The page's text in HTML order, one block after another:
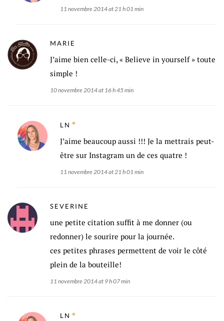
11 novembre 2014 at 21 h 01 min
MARIE
J’aime bien celle-ci, « Believe in yourself » toute
simple !
10 novembre 2014 at 16 h 45 min
LN
J’aime beaucoup aussi !!! Je la mettrais peut-
être sur Instagram un de ces quatre !
11 novembre 2014 at 21 h 01 min
SEVERINE
une petite citation suffit à me donner (ou
redonner) le sourire pour la journée.
ces petites phrases permettent de voir le côté
plein de la bouteille!
11 novembre 2014 at 9 h 07 min
LN